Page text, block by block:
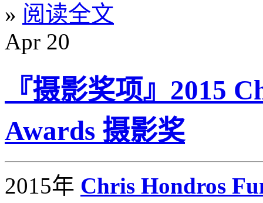
» 阅读全文
Apr 20
『摄影奖项』2015
Awards 摄影奖
2015年 Chris Hondros